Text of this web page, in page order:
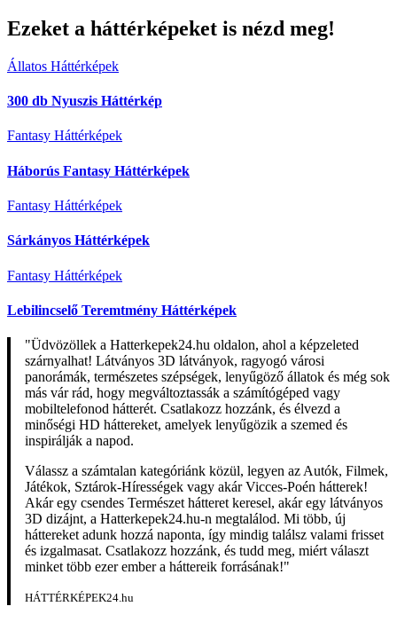
Ezeket a háttérképeket is nézd meg!
Állatos Háttérképek
300 db Nyuszis Háttérkép
Fantasy Háttérképek
Háborús Fantasy Háttérképek
Fantasy Háttérképek
Sárkányos Háttérképek
Fantasy Háttérképek
Lebilincselő Teremtmény Háttérképek
"Üdvözöllek a Hatterkepek24.hu oldalon, ahol a képzeleted
szárnyalhat! Látványos 3D látványok, ragyogó városi
panorámák, természetes szépségek, lenyűgöző állatok és még sok
más vár rád, hogy megváltoztassák a számítógéped vagy
mobiltelefonod hátterét. Csatlakozz hozzánk, és élvezd a
minőségi HD háttereket, amelyek lenyűgözik a szemed és
inspirálják a napod.
Válassz a számtalan kategóriánk közül, legyen az Autók, Filmek,
Játékok, Sztárok-Hírességek vagy akár Vicces-Poén hátterek!
Akár egy csendes Természet hátteret keresel, akár egy látványos
3D dizájnt, a Hatterkepek24.hu-n megtalálod. Mi több, új
háttereket adunk hozzá naponta, így mindig találsz valami frisset
és izgalmasat. Csatlakozz hozzánk, és tudd meg, miért választ
minket több ezer ember a háttereik forrásának!"
HÁTTÉRKÉPEK24.hu